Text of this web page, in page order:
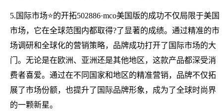
5.国际市场⭐的开拓502886·mco美国版的成功不仅局限于美国
市场，它在全球范围内都取得?了显著的成绩。通过精准的市
场调研和全球化的营销策略，品牌成功打开了国际市场的大
门。无论是在欧洲、亚洲还是其他地区，这款产品都深受消
费者喜爱。通过在不同国家和地区的精准营销，品牌不仅拓
展了市场份额，也提升了国际品牌形象，成为了全球时尚界
的一颗新星。